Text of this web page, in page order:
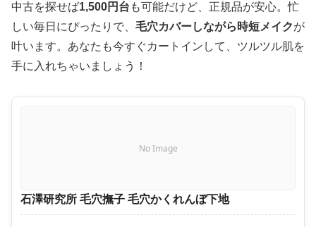
中古を探せば1,500円台 も可能だけど、正規品が安心。忙
しい毎日にぴったりで、 毛穴カバーしながら時短メイクが
叶います。あなたも今すぐカートインして、ツルツル肌を
手に入れちゃいましょう！
No Image
石澤研究所 毛穴撫子 毛穴かくれんぼ下地